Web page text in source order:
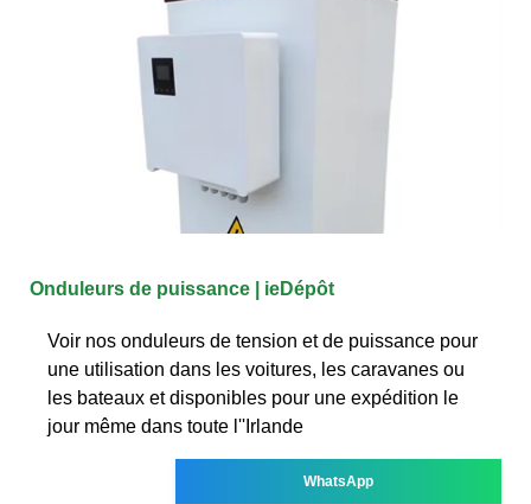
Onduleurs de puissance | ieDépôt
Voir nos onduleurs de tension et de puissance pour
une utilisation dans les voitures, les caravanes ou
les bateaux et disponibles pour une expédition le
jour même dans toute l''Irlande
WhatsApp